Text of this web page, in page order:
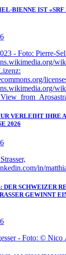
BIENNE IST
VERLEIHT IHRE
2026
DER SCHWEIZER
GEWINNT